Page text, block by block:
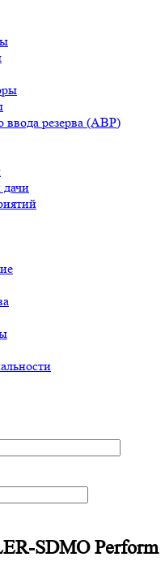
ввода резерва (АВР)
дачи
SDMO Perform